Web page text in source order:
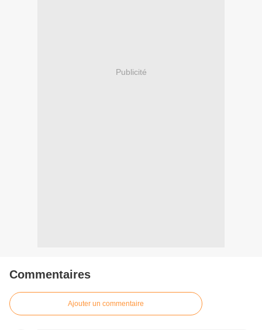
Publicité
Commentaires
Ajouter un commentaire